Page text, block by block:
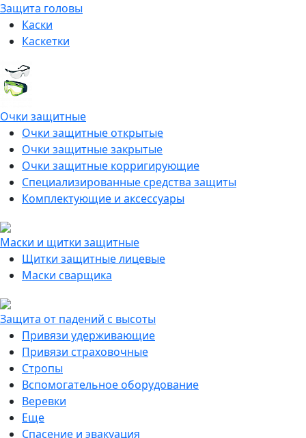
Защита головы
Каски
Каскетки
Очки защитные
Очки защитные открытые
Очки защитные закрытые
Очки защитные корригирующие
Специализированные средства защиты
Комплектующие и аксессуары
Маски и щитки защитные
Щитки защитные лицевые
Маски сварщика
Защита от падений с высоты
Привязи удерживающие
Привязи страховочные
Стропы
Вспомогательное оборудование
Веревки
Еще
Спасение и эвакуация